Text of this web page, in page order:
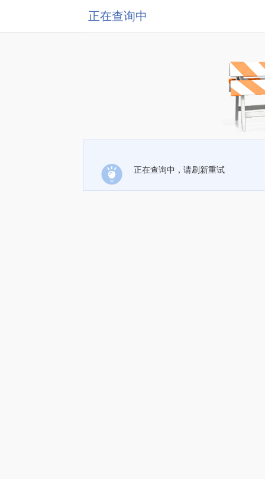
正在查询中
正在查询中，请刷新重试